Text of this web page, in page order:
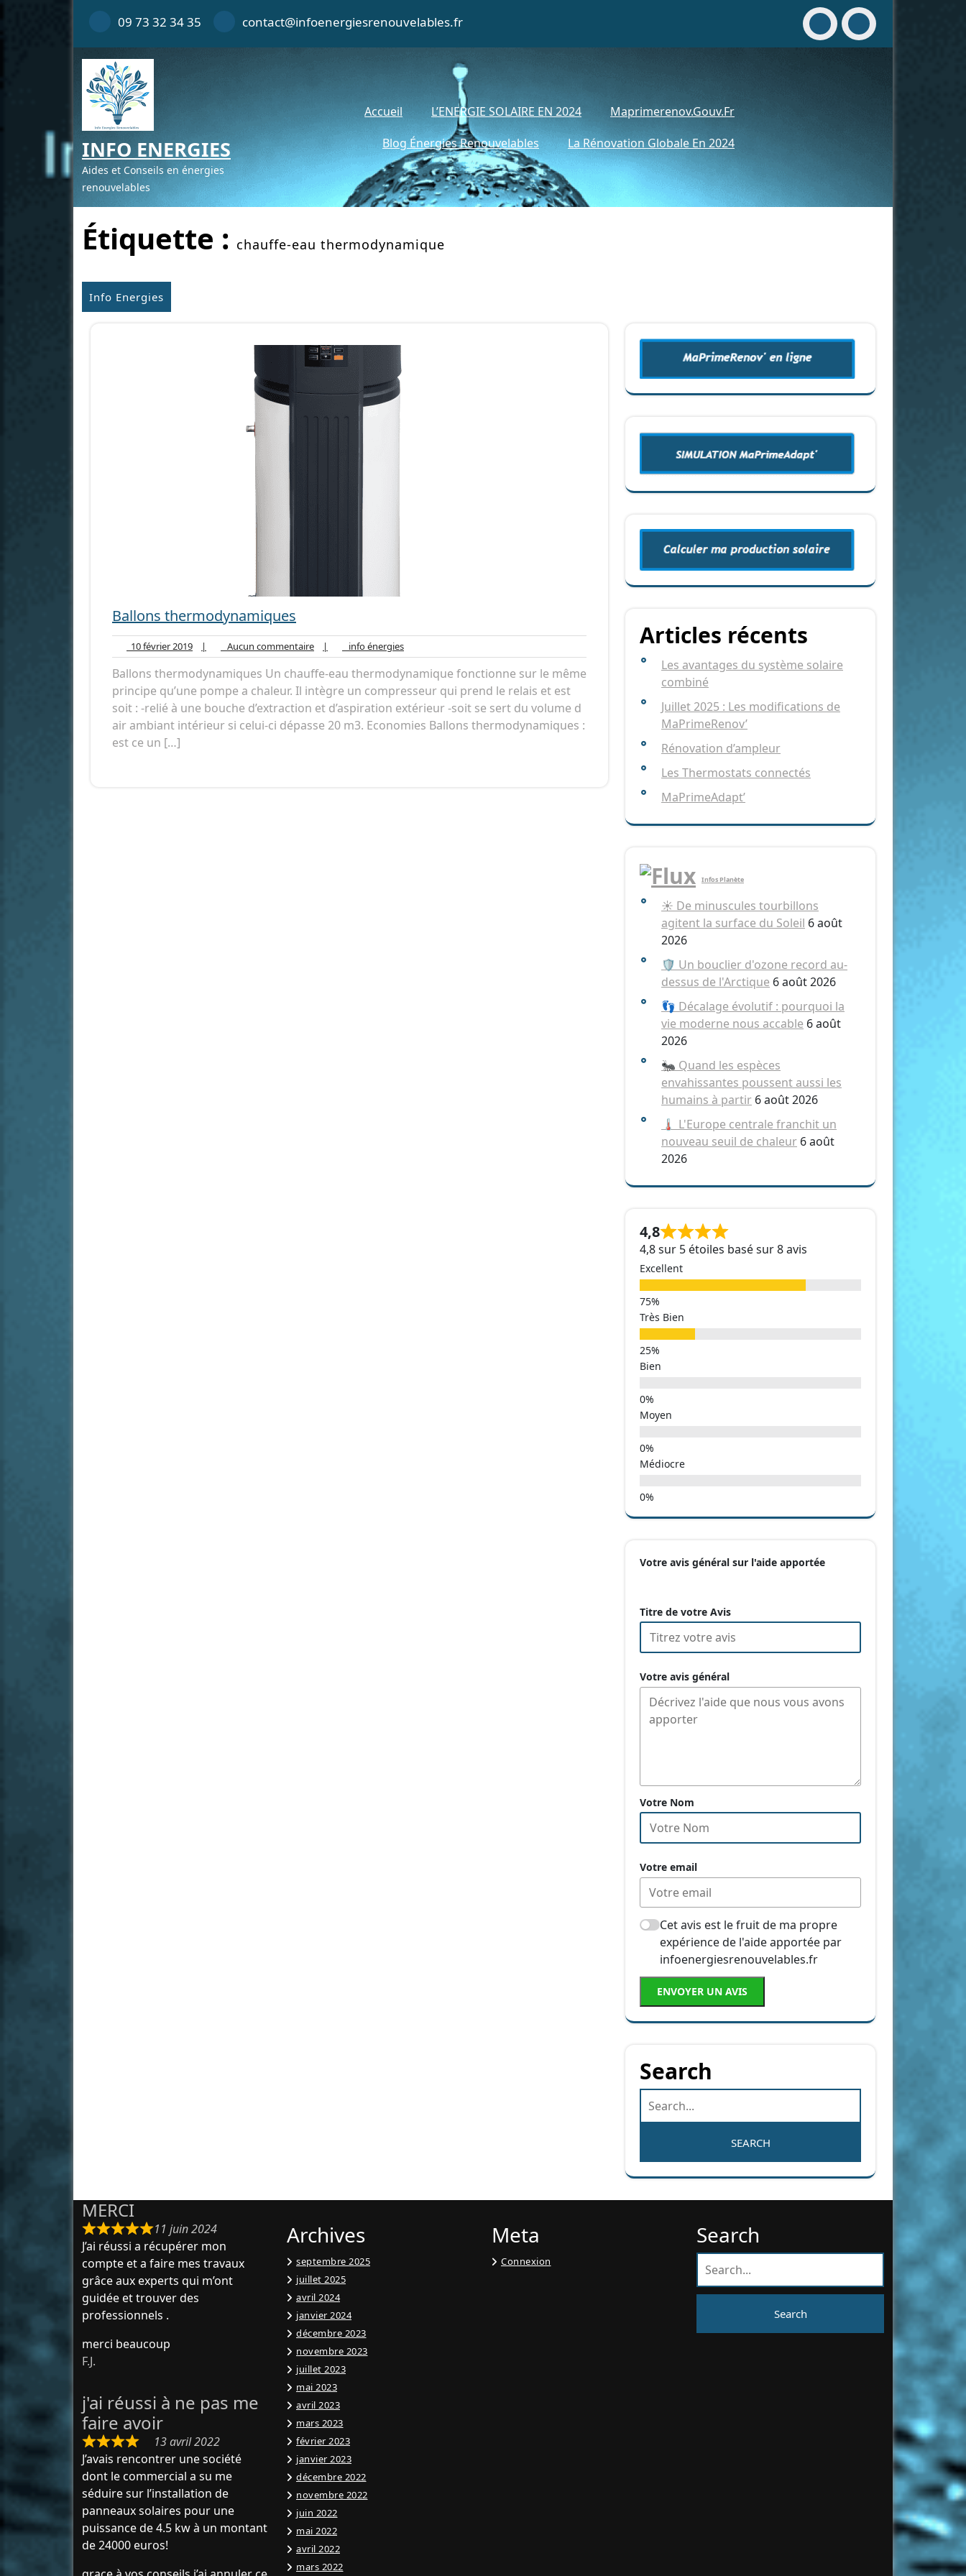
09 73 32 34 35 contact@infoenergiesrenouvelables.fr
INFO ENERGIES
Aides et Conseils en énergies
renouvelables
Accueil L’ENERGIE SOLAIRE EN 2024
Maprimerenov.gouv.fr
Blog Énergies Renouvelables
La Rénovation Globale En 2024
Étiquette : chauffe-eau thermodynamique
Info Energies
Ballons thermodynamiques
10 février 201910
février
2019
| Aucun commentaireAucun
commentaire
| info énergiesinfo
énergies
Ballons thermodynamiques Un chauffe-eau thermodynamique fonctionne sur le même
principe qu’une pompe a chaleur. Il intègre un compresseur qui prend le relais et est
soit : -relié à une bouche d’extraction et d’aspiration extérieur -soit se sert du volume d
air ambiant intérieur si celui-ci dépasse 20 m3. Economies Ballons thermodynamiques :
est ce un […]
Articles récents
Les avantages du système solaire
combiné
Juillet 2025 : Les modifications de
MaPrimeRenov’
Rénovation d’ampleur
Les Thermostats connectés
MaPrimeAdapt’
Infos Planète
☀️ De minuscules tourbillons
agitent la surface du Soleil 6 août
2026
🛡️ Un bouclier d'ozone record au-
dessus de l'Arctique 6 août 2026
👣 Décalage évolutif : pourquoi la
vie moderne nous accable 6 août
2026
🐜 Quand les espèces
envahissantes poussent aussi les
humains à partir 6 août 2026
🌡️ L'Europe centrale franchit un
nouveau seuil de chaleur 6 août
2026
4,8
4,8 sur 5 étoiles basé sur 8 avis
Excellent
Très Bien
Bien
Moyen
Médiocre
Votre avis général sur l'aide apportée
Titre de votre Avis
Votre avis général
Votre Nom
Votre email
Cet avis est le fruit de ma propre
expérience de l'aide apportée par
infoenergiesrenouvelables.fr
ENVOYER UN AVIS
Search
MERCI
11 juin 2024
J’ai réussi a récupérer mon
compte et a faire mes travaux
grâce aux experts qui m’ont
guidée et trouver des
professionnels .
merci beaucoup
F.J.
j'ai réussi à ne pas me
faire avoir
13 avril 2022
J’avais rencontrer une société
dont le commercial a su me
séduire sur l’installation de
panneaux solaires pour une
puissance de 4.5 kw à un montant
de 24000 euros!
Archives
septembre 2025
juillet 2025
avril 2024
janvier 2024
décembre 2023
novembre 2023
juillet 2023
mai 2023
avril 2023
mars 2023
février 2023
janvier 2023
décembre 2022
novembre 2022
juin 2022
mai 2022
avril 2022
mars 2022
Meta
Connexion
Search